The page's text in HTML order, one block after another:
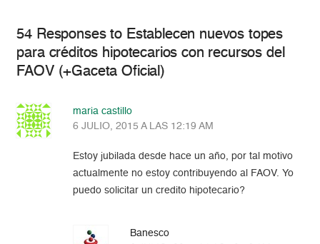
54 Responses to Establecen nuevos topes
para créditos hipotecarios con recursos del
FAOV (+Gaceta Oficial)
maria castillo
6 JULIO, 2015 A LAS 12:19 AM
Estoy jubilada desde hace un año, por tal motivo
actualmente no estoy contribuyendo al FAOV. Yo
puedo solicitar un credito hipotecario?
Banesco